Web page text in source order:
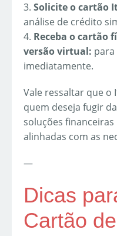
3. Solicite o cartão
análise de crédito
4. Receba o cartão
versão virtual: para
imediatamente.
Vale ressaltar que o
quem deseja fugir
soluções
alinhadas com as
—
Dicas
Cartão